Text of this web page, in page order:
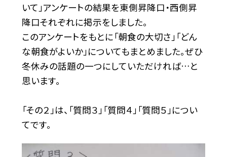
いて」アンケートの結果を東側昇降口・西側昇
降口それぞれに掲示をしました。
このアンケートをもとに「朝食の大切さ」「どん
な朝食がよいか」についてもまとめました。ぜひ
冬休みの話題の一つにしていただければ…と
思います。
「その２」は、「質問３」「質問４」「質問５」につい
てです。